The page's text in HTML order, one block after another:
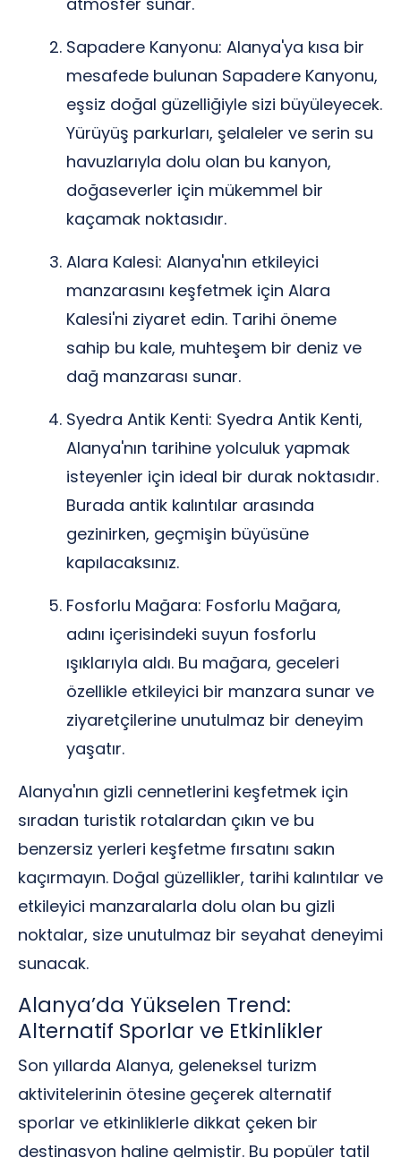
Sapadere Kanyonu: Alanya'ya kısa bir
mesafede bulunan Sapadere Kanyonu,
eşsiz doğal güzelliğiyle sizi büyüleyecek.
Yürüyüş parkurları, şelaleler ve serin su
havuzlarıyla dolu olan bu kanyon,
doğaseverler için mükemmel bir
kaçamak noktasıdır.
Alara Kalesi: Alanya'nın etkileyici
manzarasını keşfetmek için Alara
Kalesi'ni ziyaret edin. Tarihi öneme
sahip bu kale, muhteşem bir deniz ve
dağ manzarası sunar.
Syedra Antik Kenti: Syedra Antik Kenti,
Alanya'nın tarihine yolculuk yapmak
isteyenler için ideal bir durak noktasıdır.
Burada antik kalıntılar arasında
gezinirken, geçmişin büyüsüne
kapılacaksınız.
Fosforlu Mağara: Fosforlu Mağara,
adını içerisindeki suyun fosforlu
ışıklarıyla aldı. Bu mağara, geceleri
özellikle etkileyici bir manzara sunar ve
ziyaretçilerine unutulmaz bir deneyim
yaşatır.
Alanya'nın gizli cennetlerini keşfetmek için
sıradan turistik rotalardan çıkın ve bu
benzersiz yerleri keşfetme fırsatını sakın
kaçırmayın. Doğal güzellikler, tarihi kalıntılar ve
etkileyici manzaralarla dolu olan bu gizli
noktalar, size unutulmaz bir seyahat deneyimi
sunacak.
Alanya’da Yükselen Trend:
Alternatif Sporlar ve Etkinlikler
Son yıllarda Alanya, geleneksel turizm
aktivitelerinin ötesine geçerek alternatif
sporlar ve etkinliklerle dikkat çeken bir
destinasyon haline gelmiştir. Bu popüler tatil